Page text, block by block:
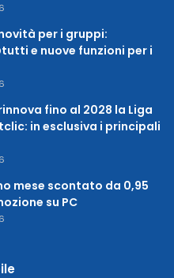
per i gruppi:
e nuove funzioni per i
fino al 2028 la Liga
in esclusiva i principali
mese scontato da 0,95
su PC